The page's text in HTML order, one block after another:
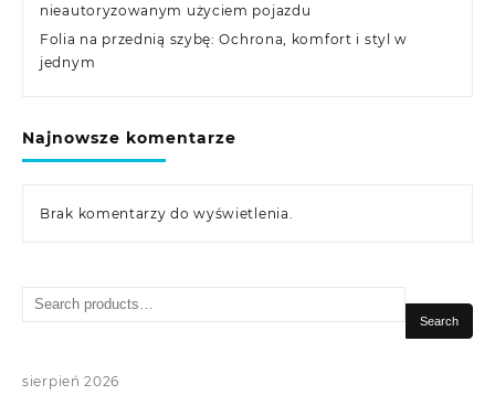
nieautoryzowanym użyciem pojazdu
Folia na przednią szybę: Ochrona, komfort i styl w
jednym
Najnowsze komentarze
Brak komentarzy do wyświetlenia.
Search
Search
sierpień 2026